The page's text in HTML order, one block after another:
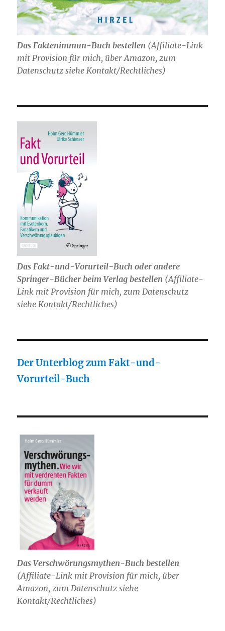
Das Faktenimmun-Buch bestellen (Affiliate-Link
mit Provision für mich, über Amazon, zum
Datenschutz siehe Kontakt/Rechtliches)
Das Fakt-und-Vorurteil-Buch oder andere
Springer-Bücher beim Verlag bestellen (Affiliate-
Link mit Provision für mich, zum Datenschutz
siehe Kontakt/Rechtliches)
Der Unterblog zum Fakt-und-
Vorurteil-Buch
Das Verschwörungsmythen-Buch bestellen
(Affiliate-Link mit Provision für mich, über
Amazon, zum Datenschutz siehe
Kontakt/Rechtliches)